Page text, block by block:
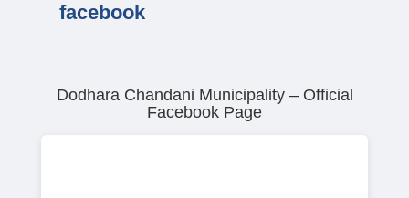
facebook
Dodhara Chandani Municipality – Official
Facebook Page